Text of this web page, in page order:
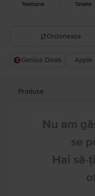
Telefoane Tablete
Ordoneaza
Recomandarea Flip
Genius Deals Apple
Produse
Nu am
se
Hai să-